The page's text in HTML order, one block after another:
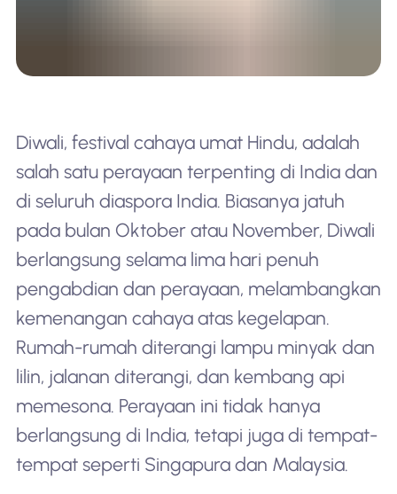
Diwali, festival cahaya umat Hindu, adalah
salah satu perayaan terpenting di India dan
di seluruh diaspora India. Biasanya jatuh
pada bulan Oktober atau November, Diwali
berlangsung selama lima hari penuh
pengabdian dan perayaan, melambangkan
kemenangan cahaya atas kegelapan.
Rumah-rumah diterangi lampu minyak dan
lilin, jalanan diterangi, dan kembang api
memesona. Perayaan ini tidak hanya
berlangsung di India, tetapi juga di tempat-
tempat seperti Singapura dan Malaysia.